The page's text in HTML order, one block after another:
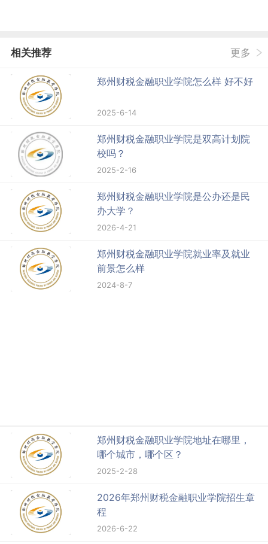
相关推荐 更多
郑州财税金融职业学院怎么样 好不好
2025-6-14
郑州财税金融职业学院是双高计划院
校吗？
2025-2-16
郑州财税金融职业学院是公办还是民
办大学？
2026-4-21
郑州财税金融职业学院就业率及就业
前景怎么样
2024-8-7
郑州财税金融职业学院地址在哪里，
哪个城市，哪个区？
2025-2-28
2026年郑州财税金融职业学院招生章
程
2026-6-22